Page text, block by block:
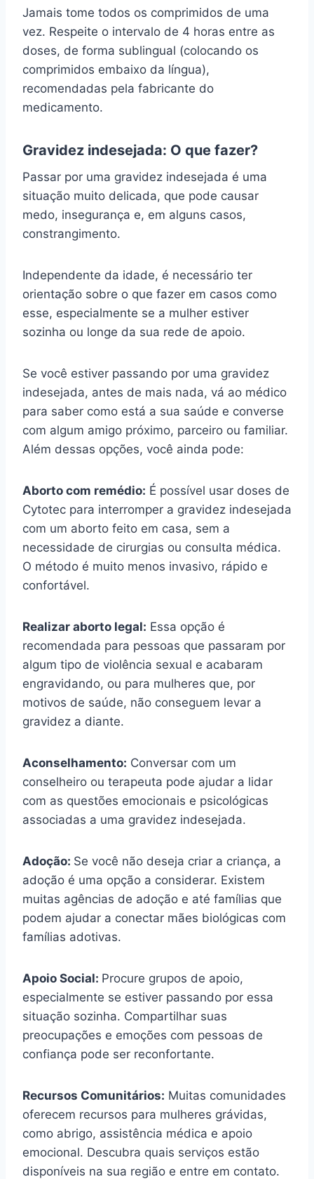
Jamais tome todos os comprimidos de uma
vez. Respeite o intervalo de 4 horas entre as
doses, de forma sublingual (colocando os
comprimidos embaixo da língua),
recomendadas pela fabricante do
medicamento.
Gravidez indesejada: O que fazer?
Passar por uma gravidez indesejada é uma
situação muito delicada, que pode causar
medo, insegurança e, em alguns casos,
constrangimento.
Independente da idade, é necessário ter
orientação sobre o que fazer em casos como
esse, especialmente se a mulher estiver
sozinha ou longe da sua rede de apoio.
Se você estiver passando por uma gravidez
indesejada, antes de mais nada, vá ao médico
para saber como está a sua saúde e converse
com algum amigo próximo, parceiro ou familiar.
Além dessas opções, você ainda pode:
Aborto com remédio: É possível usar doses de
Cytotec para interromper a gravidez indesejada
com um aborto feito em casa, sem a
necessidade de cirurgias ou consulta médica.
O método é muito menos invasivo, rápido e
confortável.
Realizar aborto legal: Essa opção é
recomendada para pessoas que passaram por
algum tipo de violência sexual e acabaram
engravidando, ou para mulheres que, por
motivos de saúde, não conseguem levar a
gravidez a diante.
Aconselhamento: Conversar com um
conselheiro ou terapeuta pode ajudar a lidar
com as questões emocionais e psicológicas
associadas a uma gravidez indesejada.
Adoção: Se você não deseja criar a criança, a
adoção é uma opção a considerar. Existem
muitas agências de adoção e até famílias que
podem ajudar a conectar mães biológicas com
famílias adotivas.
Apoio Social: Procure grupos de apoio,
especialmente se estiver passando por essa
situação sozinha. Compartilhar suas
preocupações e emoções com pessoas de
confiança pode ser reconfortante.
Recursos Comunitários: Muitas comunidades
oferecem recursos para mulheres grávidas,
como abrigo, assistência médica e apoio
emocional. Descubra quais serviços estão
disponíveis na sua região e entre em contato.